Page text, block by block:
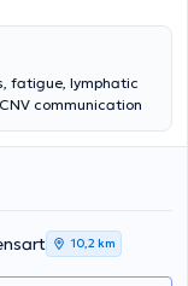
fatigue, lymphatic
communication
10,2 km